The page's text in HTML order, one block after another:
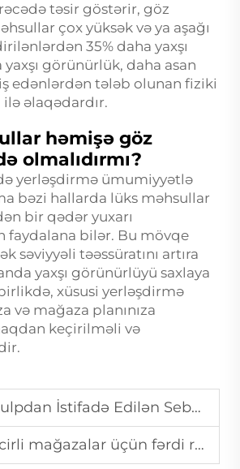
təsir göstərir, göz
çox yüksək və ya aşağı
35% daha yaxşı
yaxşı görünürlük, daha asan
edənlərdən tələb olunan fiziki
ilə əlaqədardır.
həmişə göz
olmalıdırmı?
yerləşdirmə ümumiyyətlə
bəzi hallarda lüks məhsullar
bir qədər yuxarı
faydalana bilər. Bu mövqe
səviyyəli təəssüratını artıra
yaxşı görünürlüyü saxlaya
xüsusi yerləşdirmə
və mağaza planınıza
keçirilməli və
İstifadə Edilən Sebetlər Daha Rahatdır?
mağazalar üçün fərdi rəflər dizaynı